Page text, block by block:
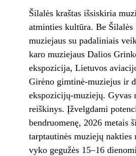
Šilalės kraštas išsiskiria
atminties kultūra. Be
muziejaus su padaliniais
karo muziejaus Dalios
ekspozicija, Lietuvos
Girėno gimtinė-muziejus ir
ekspozicijų-muziejų. Gyvas
reiškinys. Įžvelgdami
bendruomenę, 2026 metais
tarptautinės muziejų nakties
vyko gegužės 15–16